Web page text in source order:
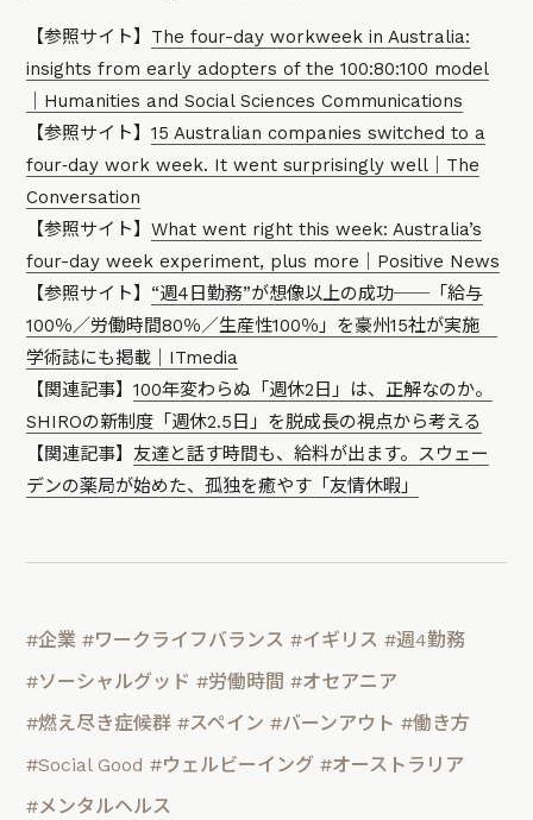
【参照サイト】 The four-day workweek in Australia:
insights from early adopters of the 100:80:100 model
｜Humanities and Social Sciences Communications
【参照サイト】15 Australian companies switched to a
four‑day work week. It went surprisingly well｜The
Conversation
【参照サイト】What went right this week: Australia’s
four-day week experiment, plus more｜Positive News
【参照サイト】 “週4日勤務”が想像以上の成功──「給与
100％／労働時間80％／生産性100％」を豪州15社が実施
学術誌にも掲載｜ITmedia
【関連記事】100年変わらぬ「週休2日」は、正解なのか。
SHIROの新制度「週休2.5日」を脱成長の視点から考える
【関連記事】友達と話す時間も、給料が出ます。スウェー
デンの薬局が始めた、孤独を癒やす「友情休暇」
#企業 #ワークライフバランス #イギリス #週4勤務
#ソーシャルグッド #労働時間 #オセアニア
#燃え尽き症候群 #スペイン #バーンアウト #働き方
#Social Good #ウェルビーイング #オーストラリア
#メンタルヘルス